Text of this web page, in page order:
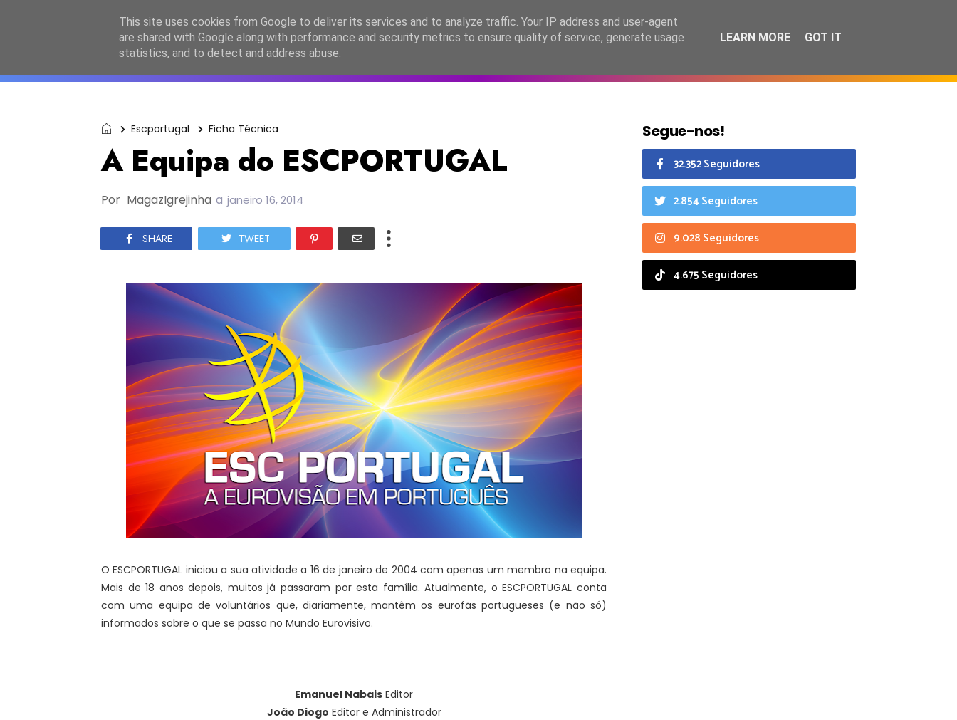
ESC2027 JESC2026 FC2026 EASC2026 PORTUGAL LANÇAMENTOS ESPECIAIS CALENDÁRIO
Escportugal Ficha Técnica
A Equipa do ESCPORTUGAL
Por MagazIgrejinha a janeiro 16, 2014
SHARE TWEET
O ESCPORTUGAL iniciou a sua atividade a 16 de janeiro de 2004 com apenas um membro na equipa.
Mais de 18 anos depois, muitos já passaram por esta família. Atualmente, o ESCPORTUGAL conta
com uma equipa de voluntários que, diariamente, mantêm os eurofãs portugueses (e não só)
informados sobre o que se passa no Mundo Eurovisivo.
Emanuel Nabais Editor
João Diogo Editor e Administrador
Segue-nos!
32.352 Seguidores
2.854 Seguidores
9.028 Seguidores
4.675 Seguidores
This site uses cookies from Google to deliver its services and to analyze traffic. Your IP address and user-agent
are shared with Google along with performance and security metrics to ensure quality of service, generate usage
statistics, and to detect and address abuse.
LEARN MORE GOT IT